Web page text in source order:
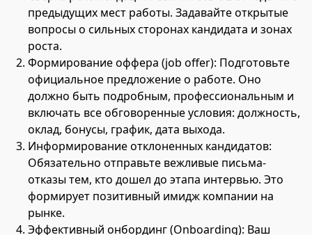
предыдущих мест работы. Задавайте открытые
вопросы о сильных сторонах кандидата и зонах
роста.
Формирование оффера (job offer): Подготовьте
официальное предложение о работе. Оно
должно быть подробным, профессиональным и
включать все обговоренные условия: должность,
оклад, бонусы, график, дата выхода.
Информирование отклоненных кандидатов:
Обязательно отправьте вежливые письма-
отказы тем, кто дошел до этапа интервью. Это
формирует позитивный имидж компании на
рынке.
Эффективный онбординг (Onboarding): Ваш